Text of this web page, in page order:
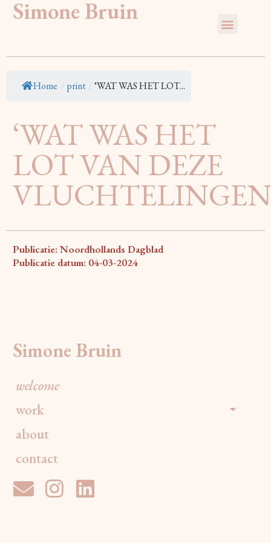
Simone Bruin
Home / print /‘WAT WAS HET LOT...
‘WAT WAS HET
LOT VAN DEZE
Publicatie: Noordhollands Dagblad
Publicatie datum: 04-03-2024
Simone Bruin
welcome
work
about
contact